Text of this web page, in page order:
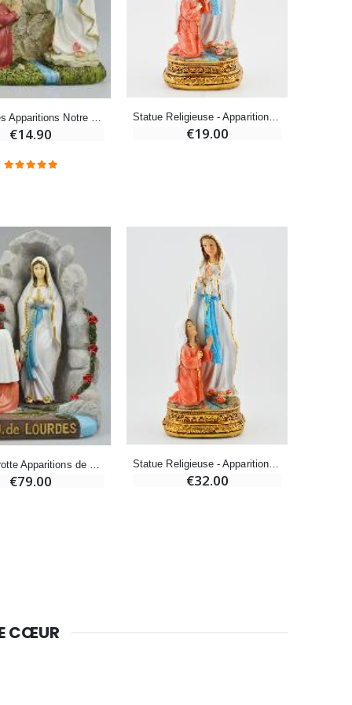
-20%
€12.00 €9.60
€7.90
-10%
€5.50 €4.95
-25%
Lot de 20 Bougies de Neuvaine Blanches
€14.90
Statue Religieuse - Apparitions de Notre Dame de Lourdes - 13 cm
€19.00
€79.00
Statue Religieuse - Apparitions de Notre Dame de Lourdes - 20 cm
€32.00
CŒUR